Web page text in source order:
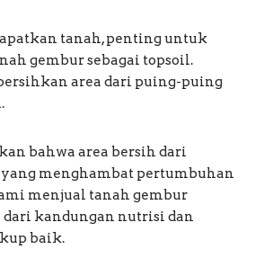
tanah, penting untuk
gembur sebagai topsoil.
area dari puing-puing
bahwa area bersih dari
menghambat pertumbuhan
menjual tanah gembur
kandungan nutrisi dan
baik.